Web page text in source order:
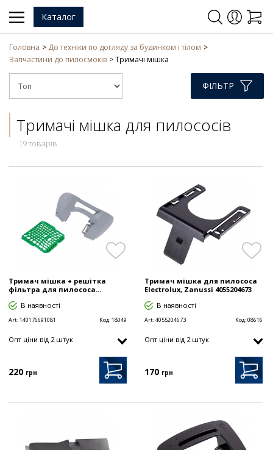
Каталог
Головна
До техніки по догляду за будинком і тілом
Запчастини до пилосмоків
Тримачі мішка
ФІЛЬТР
Тримачі мішка для пилососів
19 товарів
Тримач мішка + решітка
фільтра для пилососа...
В наявності
Art:140176691081 Код:18049
Опт цiни від 2 штук
220 грн
Тримач мішка для пилососа
Electrolux, Zanussi 4055204673
В наявності
Art:4055204673 Код:08616
Опт цiни від 2 штук
170 грн